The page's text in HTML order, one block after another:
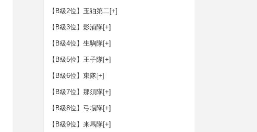
【B級2位】玉狛第二[+]
【B級3位】影浦隊[+]
【B級4位】生駒隊[+]
【B級5位】王子隊[+]
【B級6位】東隊[+]
【B級7位】那須隊[+]
【B級8位】弓場隊[+]
【B級9位】来馬隊[+]